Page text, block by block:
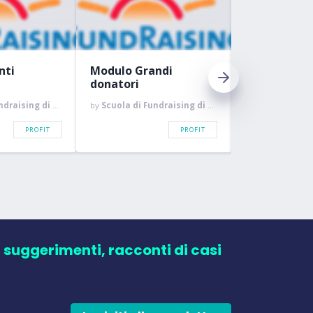
di Roma
PROFIT
Modulo Grandi
donatori
by Scuola di Fundraising di Roma
PROFIT
racconti di casi